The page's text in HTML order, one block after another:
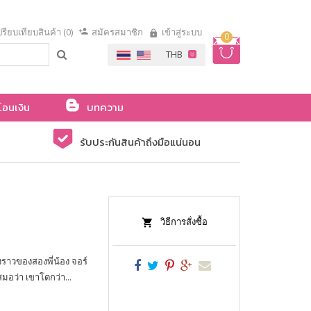
0
รียบเทียบสินค้า (0) สมัครสมาชิก เข้าสู่ระบบ
นเงิน
บทความ
รับประกันสินค้าถึงมือแน่นอน
าวของสองพี่น้อง จอร์
อว่า เขาโตกว่า...
วิธีการสั่งซื้อ